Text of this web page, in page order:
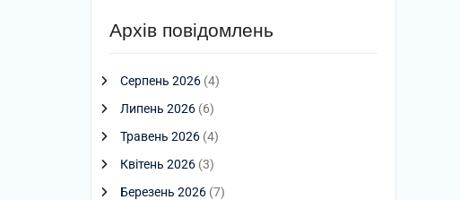
Архів повідомлень
Серпень 2026 (4)
Липень 2026 (6)
Травень 2026 (4)
Квітень 2026 (3)
Березень 2026 (7)